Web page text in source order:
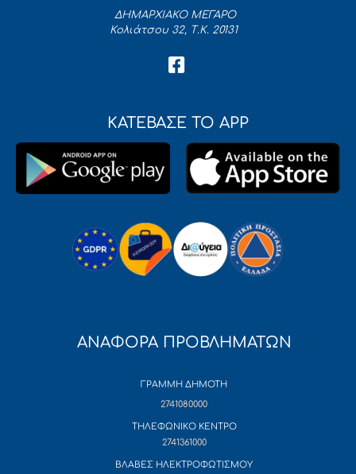
ΔΗΜΑΡΧΙΑΚΟ ΜΕΓΑΡΟ
Κολιάτσου 32, Τ.Κ. 20131
ΚΑΤΕΒΑΣΕ ΤΟ APP
ΑΝΑΦΟΡΑ ΠΡΟΒΛΗΜΑΤΩΝ
ΓΡΑΜΜΗ ΔΗΜΟΤΗ
2741080000
ΤΗΛΕΦΩΝΙΚΟ ΚΕΝΤΡΟ
2741361000
ΒΛΑΒΕΣ ΗΛΕΚΤΡΟΦΩΤΙΣΜΟΥ